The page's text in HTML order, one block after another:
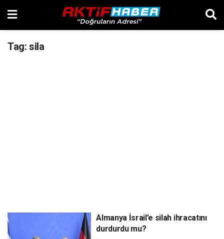
Tag: sila
Almanya İsrail’e silah ihracatını
durdurdu mu?